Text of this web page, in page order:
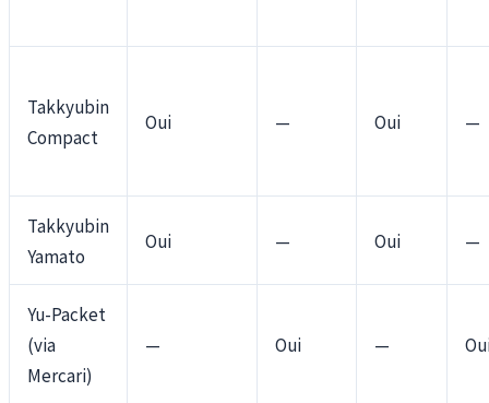
Takkyubin
Compact
Oui — Oui —
Takkyubin
Yamato
Oui — Oui —
Yu-Packet
(via
Mercari)
— Oui —